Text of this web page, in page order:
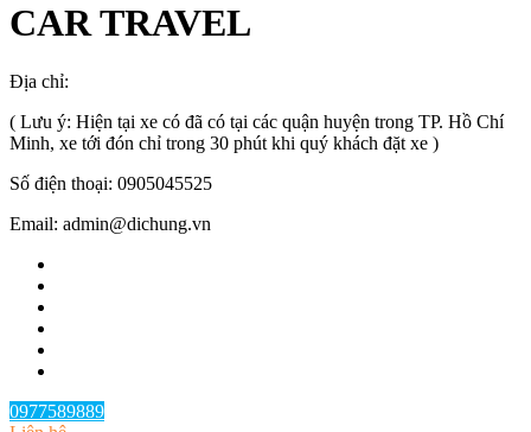
CAR TRAVEL
Địa chỉ:
( Lưu ý: Hiện tại xe có đã có tại các quận huyện trong TP. Hồ Chí
Minh, xe tới đón chỉ trong 30 phút khi quý khách đặt xe )
Số điện thoại: 0905045525
Email: admin@dichung.vn
0977589889